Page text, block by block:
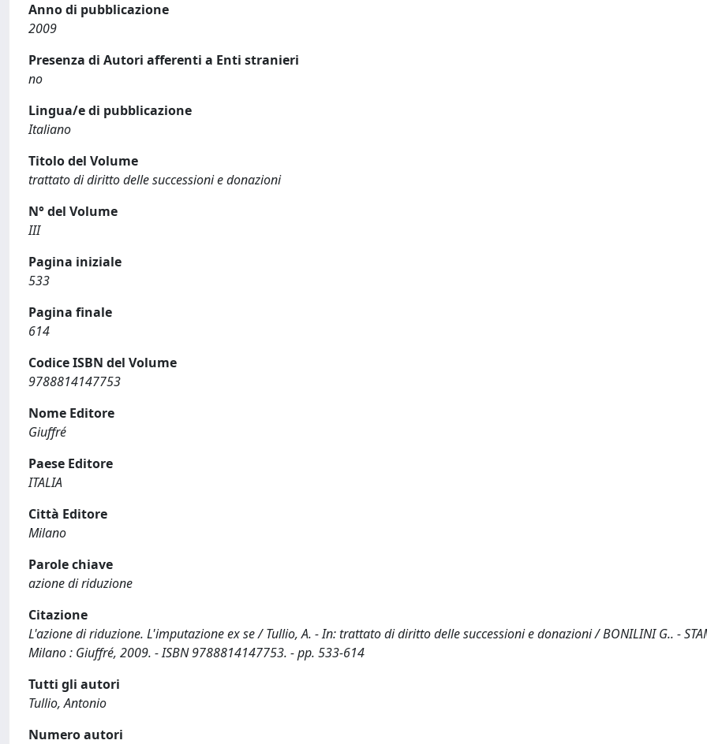
Anno di pubblicazione
2009
Presenza di Autori afferenti a Enti stranieri
no
Lingua/e di pubblicazione
Italiano
Titolo del Volume
trattato di diritto delle successioni e donazioni
N° del Volume
III
Pagina iniziale
533
Pagina finale
614
Codice ISBN del Volume
9788814147753
Nome Editore
Giuffré
Paese Editore
ITALIA
Città Editore
Milano
Parole chiave
azione di riduzione
Citazione
L'azione di riduzione. L'imputazione ex se / Tullio, A. - In: trattato di diritto delle successioni e donazioni / BONILINI G.. -
Milano : Giuffré, 2009. - ISBN 9788814147753. - pp. 533-614
Tutti gli autori
Tullio, Antonio
Numero autori